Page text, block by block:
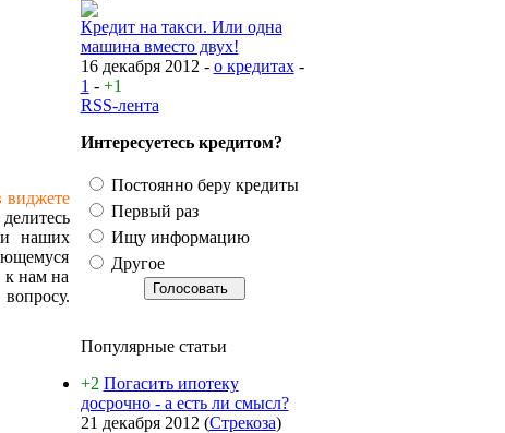
виджете
наших
к нам на
Кредит на такси. Или одна
машина вместо двух!
16 декабря 2012 - о кредитах-
1 - +1
RSS-лента
Интересуетесь кредитом?
Постоянно беру кредиты
Первый раз
Ищу информацию
Другое
Популярные статьи
+2 Погасить ипотеку
досрочно - а есть ли смысл?
21 декабря 2012 (Стрекоза)